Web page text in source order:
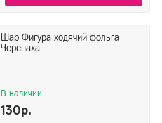
Шар Фигура ходячий фольга
Черепаха
В наличии
130р.